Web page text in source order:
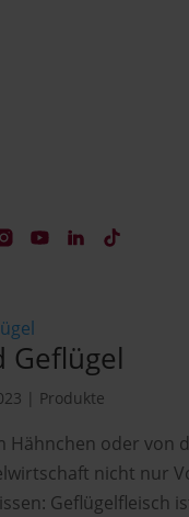
Geflügel
| Produkte
Hähnchen oder von
nicht nur
Geflügelfleisch